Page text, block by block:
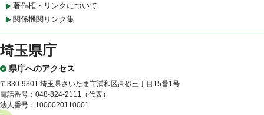
著作権・リンクについて
関係機関リンク集
埼玉県庁
県庁へのアクセス
〒330-9301 埼玉県さいたま市浦和区高砂三丁目15番1号
電話番号：048-824-2111（代表）
法人番号：1000020110001